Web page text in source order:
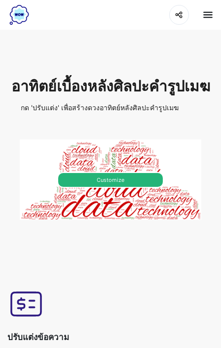
อาทิตย์เบื้องหลังศิลปะคำรูปเมฆ
กด 'ปรับแต่ง' เพื่อสร้างดวงอาทิตย์หลังศิลปะคำรูปเมฆ
Customize
ปรับแต่งข้อความ